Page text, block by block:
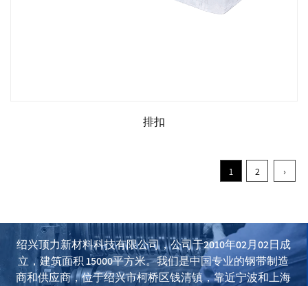
排扣
1 2 ›
绍兴顶力新材料科技有限公司，公司于2010年02月02日成
立，建筑面积 15000平方米。我们是中国专业的钢带制造
商和供应商，位于绍兴市柯桥区钱清镇，靠近宁波和上海